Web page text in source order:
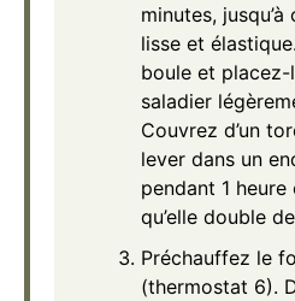
minutes, jusqu’à
lisse et
boule et placez-
saladier
Couvrez d’un
lever dans un
pendant 1 heure
qu’elle double
Préchauffez le
(thermostat 6).